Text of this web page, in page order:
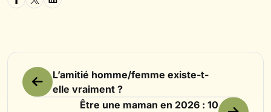
L’amitié homme/femme existe-t-
elle vraiment ?
Être une maman en 2026 : 10